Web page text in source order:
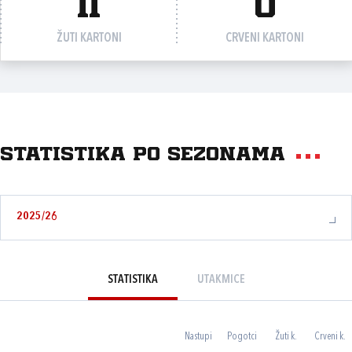
11
ŽUTI KARTONI
0
CRVENI KARTONI
Statistika po sezonama
2025/26
STATISTIKA UTAKMICE
Nastupi Pogotci Žuti k. Crveni k.